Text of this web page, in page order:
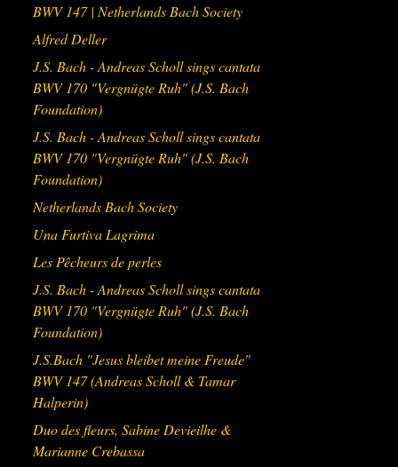
BWV 147 | Netherlands Bach Society
Alfred Deller
J.S. Bach - Andreas Scholl sings cantata
BWV 170 "Vergnügte Ruh" (J.S. Bach
Foundation)
J.S. Bach - Andreas Scholl sings cantata
BWV 170 "Vergnügte Ruh" (J.S. Bach
Foundation)
Netherlands Bach Society
Una Furtiva Lagrima
Les Pêcheurs de perles
J.S. Bach - Andreas Scholl sings cantata
BWV 170 "Vergnügte Ruh" (J.S. Bach
Foundation)
J.S.Bach "Jesus bleibet meine Freude"
BWV 147 (Andreas Scholl & Tamar
Halperin)
Duo des fleurs, Sabine Devieilhe &
Marianne Crebassa